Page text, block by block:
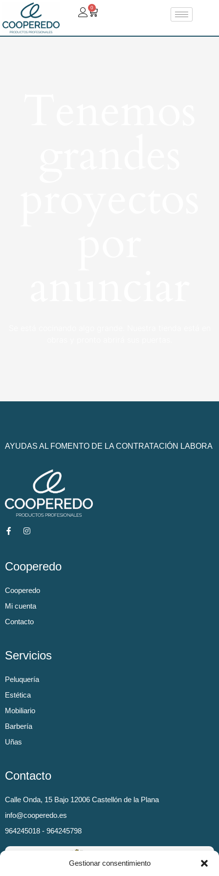
Gestionar consentimiento
0
AYUDAS AL FOMENTO DE LA CONTRATACIÓN LABORA
Cooperedo
Cooperedo
Mi cuenta
Contacto
Servicios
Peluquería
Estética
Mobiliario
Barbería
Uñas
Contacto
Calle Onda, 15 Bajo 12006 Castellón de la Plana
info@cooperedo.es
964245018 - 964245798